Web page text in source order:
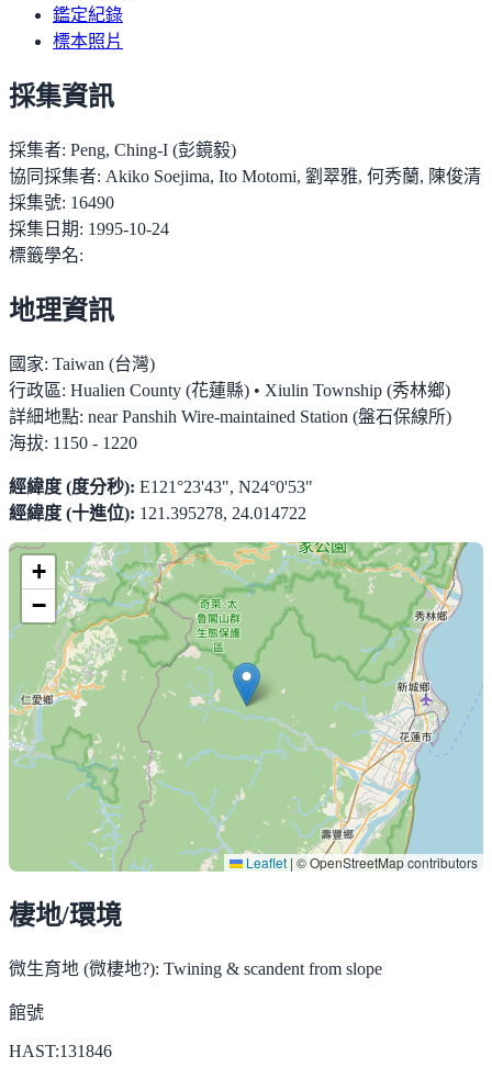
鑑定紀錄
標本照片
採集資訊
採集者: Peng, Ching-I (彭鏡毅)
協同採集者: Akiko Soejima, Ito Motomi, 劉翠雅, 何秀蘭, 陳俊清
採集號: 16490
採集日期: 1995-10-24
標籤學名:
地理資訊
國家: Taiwan (台灣)
行政區: Hualien County (花蓮縣) • Xiulin Township (秀林鄉)
詳細地點: near Panshih Wire-maintained Station (盤石保線所)
海拔: 1150 - 1220
經緯度 (度分秒): E121°23'43", N24°0'53"
經緯度 (十進位): 121.395278, 24.014722
+
−
Leaflet | © OpenStreetMap contributors
棲地/環境
微生育地 (微棲地?): Twining & scandent from slope
館號
HAST:131846